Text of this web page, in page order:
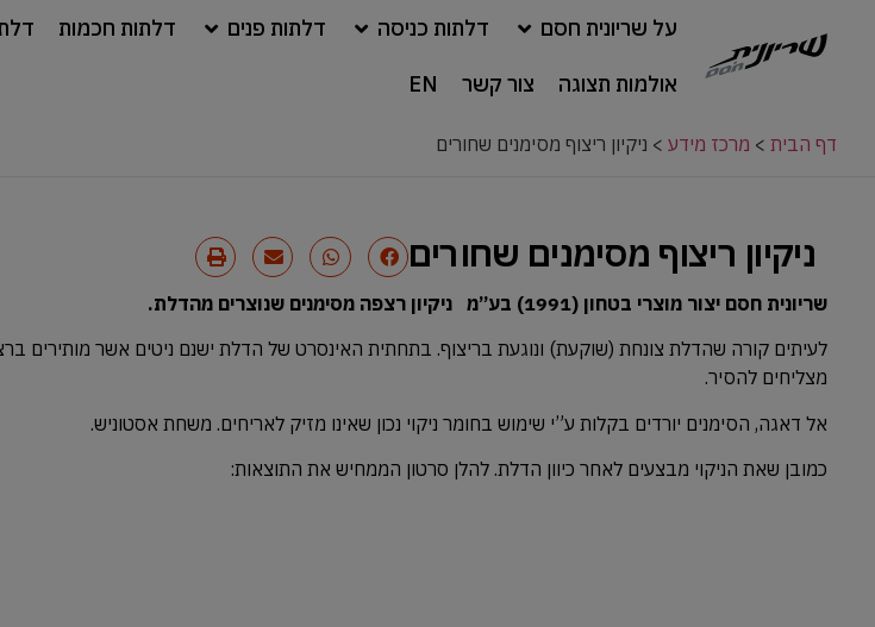
על שריונית חסם דלתות כניסה דלתות פנים דלתות חכמות
אולמות תצוגה צור קשר EN
דף הבית > מרכז מידע > ניקיון ריצוף מסימנים שחורים
ניקיון ריצוף מסימנים שחורים
שריונית חסם יצור מוצרי בטחון (1991) בע”מ ניקיון רצפה מסימנים שנוצרים מהדלת.
לעיתים קורה שהדלת צונחת (שוקעת) ונוגעת בריצוף. בתחתית האינסרט של הדלת ישנם ניטים אשר מותירים
מצליחים להסיר.
אל דאגה, הסימנים יורדים בקלות ע”י שימוש בחומר ניקוי נכון שאינו מזיק לאריחים. משחת אסטוניש.
כמובן שאת הניקוי מבצעים לאחר כיוון הדלת. להלן סרטון הממחיש את התוצאות: